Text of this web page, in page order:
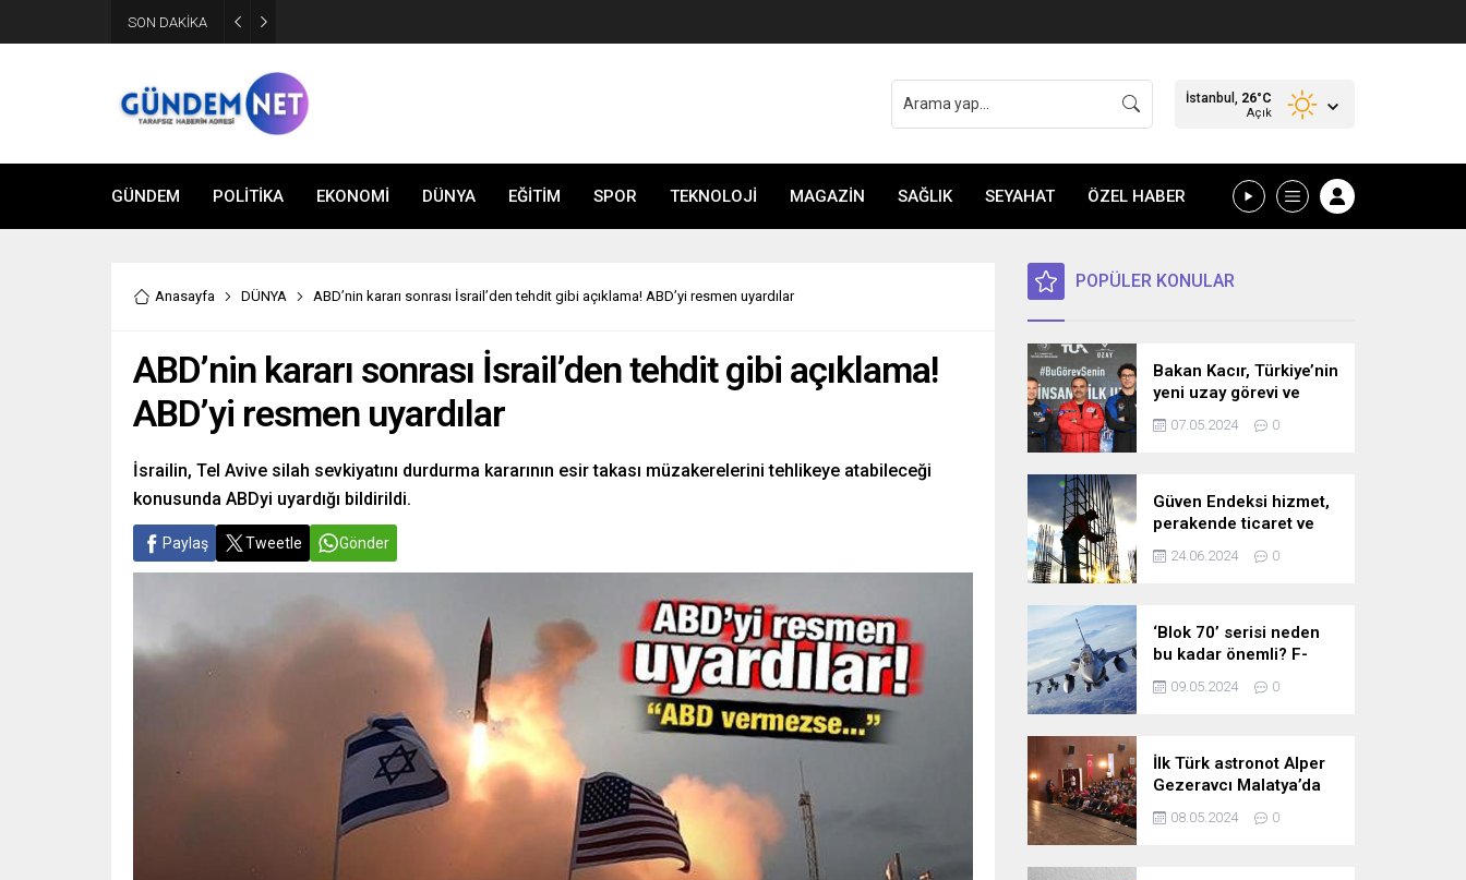
SON DAKİKA
İstanbul, 26°C
Açık
GÜNDEM POLİTİKA EKONOMİ DÜNYA EĞİTİM SPOR TEKNOLOJİ MAGAZİN SAĞLIK SEYAHAT ÖZEL HABER
Anasayfa DÜNYA ABD’nin kararı sonrası İsrail’den tehdit gibi açıklama! ABD’yi resmen uyardılar
ABD’nin kararı sonrası İsrail’den tehdit gibi açıklama!
ABD’yi resmen uyardılar
İsrailin, Tel Avive silah sevkiyatını durdurma kararının esir takası müzakerelerini tehlikeye atabileceği
konusunda ABDyi uyardığı bildirildi.
Paylaş Tweetle Gönder
POPÜLER KONULAR
Bakan Kacır, Türkiye’nin
yeni uzay görevi ve
bilim misyonunu
açıkladı! İşte detaylar…
07.05.2024 0
Güven Endeksi hizmet,
perakende ticaret ve
inşaat sektörlerinde
düştü
24.06.2024 0
‘Blok 70’ serisi neden
bu kadar önemli? F-
16’larla ilgili merak
edilenleri anlattı!
09.05.2024 0
İlk Türk astronot Alper
Gezeravcı Malatya’da
öğrencilerle bir araya
geldi!
08.05.2024 0